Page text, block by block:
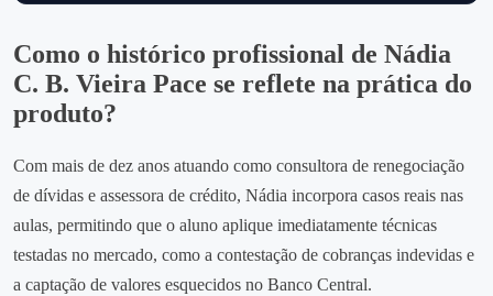
Como o histórico profissional de Nádia
C. B. Vieira Pace se reflete na prática do
produto?
Com mais de dez anos atuando como consultora de renegociação
de dívidas e assessora de crédito, Nádia incorpora casos reais nas
aulas, permitindo que o aluno aplique imediatamente técnicas
testadas no mercado, como a contestação de cobranças indevidas e
a captação de valores esquecidos no Banco Central.